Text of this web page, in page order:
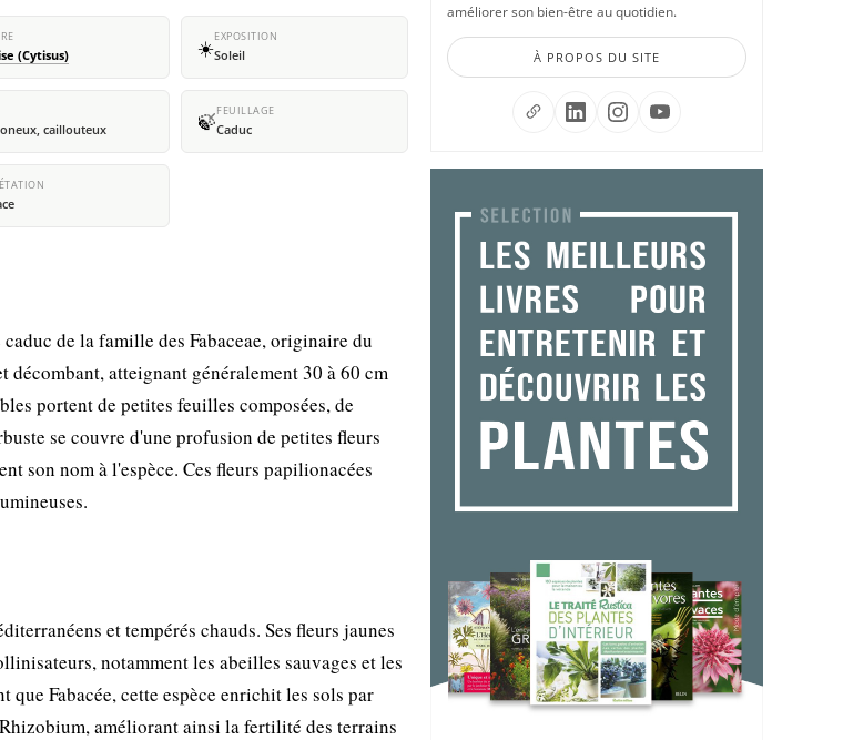
(Cytisus) ☀️EXPOSITION
Soleil
caillouteux 🍃FEUILLAGE
Caduc
de la famille des Fabaceae, originaire du
décombant, atteignant généralement 30 à 60 cm
portent de petites feuilles composées, de
se couvre d'une profusion de petites fleurs
son nom à l'espèce. Ces fleurs papilionacées
et tempérés chauds. Ses fleurs jaunes
notamment les abeilles sauvages et les
Fabacée, cette espèce enrichit les sols par
améliorant ainsi la fertilité des terrains
améliorer son bien-être au quotidien.
À PROPOS DU SITE